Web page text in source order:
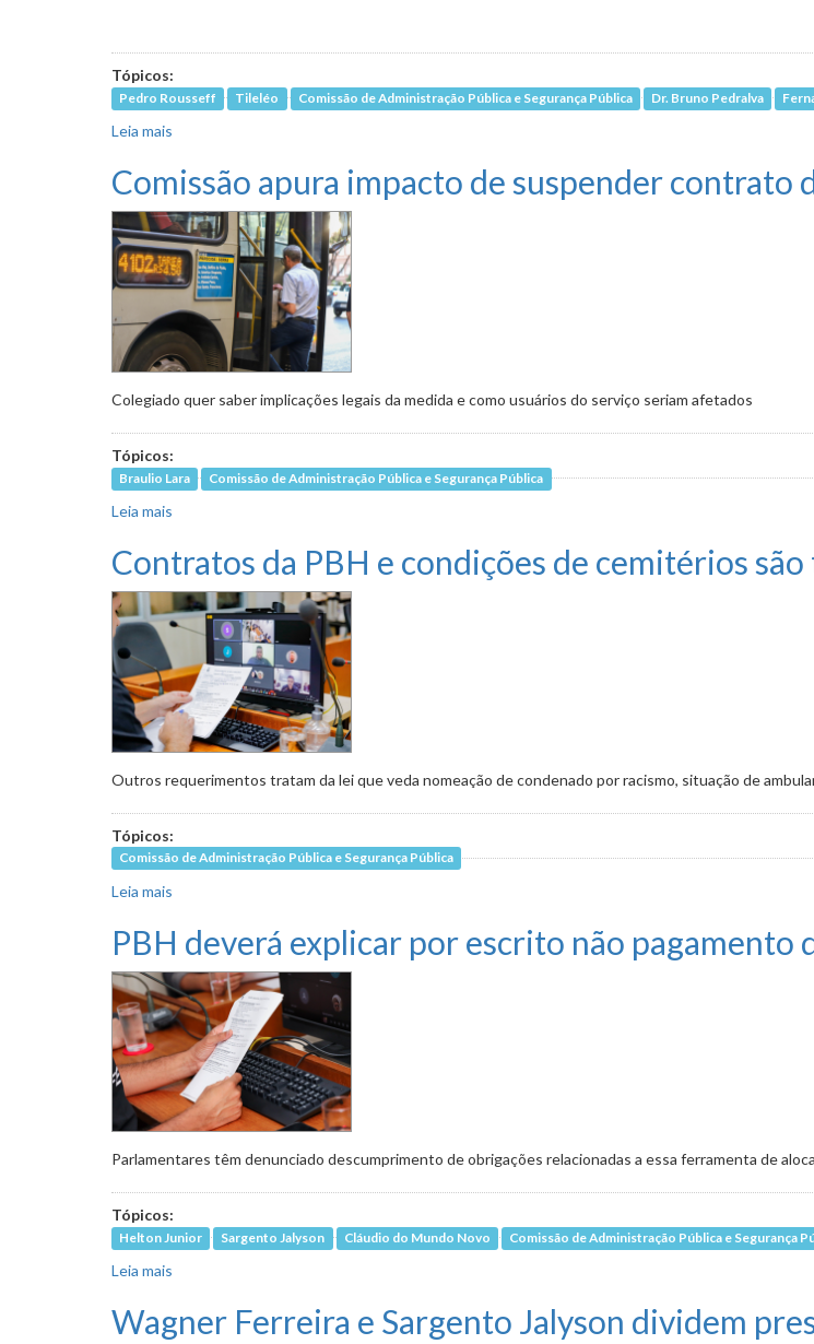
Tópicos:
Pedro Rousseff Tileléo Comissão de Administração Pública e Segurança Pública Dr. Bruno Pedralva
Leia mais
Comissão apura impacto de suspender contrato
Colegiado quer saber implicações legais da medida e como usuários do serviço seriam afetados
Tópicos:
Braulio Lara Comissão de Administração Pública e Segurança Pública
Leia mais
Contratos da PBH e condições de cemitérios
Outros requerimentos tratam da lei que veda nomeação de condenado por racismo, situação de
Tópicos:
Comissão de Administração Pública e Segurança Pública
Leia mais
PBH deverá explicar por escrito não pagamento
Parlamentares têm denunciado descumprimento de obrigações relacionadas a essa ferramenta de
Tópicos:
Helton Junior Sargento Jalyson Cláudio do Mundo Novo Comissão de Administração Pública e Segurança
Leia mais
Wagner Ferreira e Sargento Jalyson dividem